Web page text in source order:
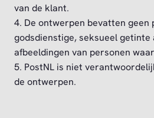
van de klant.
4. De ontwerpen bevatten geen
godsdienstige, seksueel getinte
afbeeldingen van personen
5. PostNL is niet
de ontwerpen.